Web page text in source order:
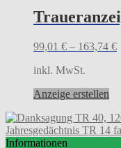
Die
auf
der
99,01 € – 163,74 €
inkl. MwSt.
Anzeige erstellen
Jahresgedächtnis TR 14
Informationen